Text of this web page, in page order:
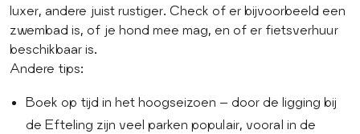
luxer, andere juist rustiger. Check of er bijvoorbeeld een
zwembad is, of je hond mee mag, en of er fietsverhuur
beschikbaar is.
Andere tips:
Boek op tijd in het hoogseizoen – door de ligging bij
de Efteling zijn veel parken populair, vooral in de